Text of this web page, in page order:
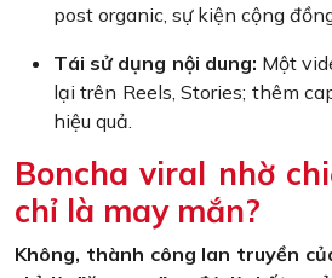
post organic, sự kiện cộng
Tái sử dụng nội dung: Một
lại trên Reels, Stories; thêm
hiệu quả.
Boncha viral nhờ
chỉ là may mắn?
Không, thành công lan truyền